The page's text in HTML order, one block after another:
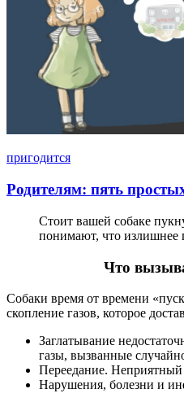
пригодится
Родителям: пять
Стоит вашей собаке
понимают, что излишнее
Что вызывает
Собаки время от времени
скопление газов, которое
Заглатывание
газы, вызванные
Переедание. Неприятный
Нарушения, болезни и